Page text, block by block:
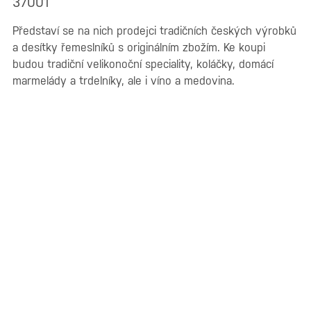
Představí se na nich prodejci tradičních českých výrobků
a desítky řemeslníků s originálním zbožím. Ke koupi
budou tradiční velikonoční speciality, koláčky, domácí
marmelády a trdelníky, ale i víno a medovina.